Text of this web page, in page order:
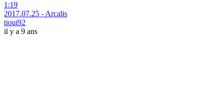
1:19
2017.07.25 - Arcalis
tioui92
il y a 9 ans